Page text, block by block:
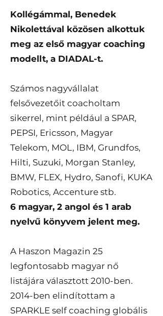
Kollégámmal, Benedek
Nikolettával közösen alkottuk
meg az első magyar coaching
modellt, a DIADAL-t.
Számos nagyvállalat
felsővezetőit coacholtam
sikerrel, mint például a SPAR,
PEPSI, Ericsson, Magyar
Telekom, MOL, IBM, Grundfos,
Hilti, Suzuki, Morgan Stanley,
BMW, FLEX, Hydro, Sanofi, KUKA
Robotics, Accenture stb.
6 magyar, 2 angol és 1 arab
nyelvű könyvem jelent meg.
A Haszon Magazin 25
legfontosabb magyar nő
listájára választott 2010-ben.
2014-ben elindítottam a
SPARKLE self coaching globális